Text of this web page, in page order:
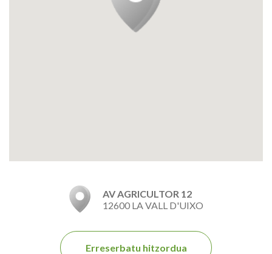
AV AGRICULTOR 12
12600 LA VALL D'UIXO
Erreserbatu hitzordua